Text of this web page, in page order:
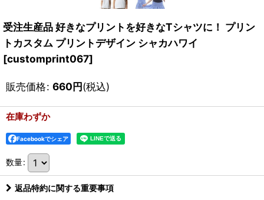
受注生産品 好きなプリントを好きなTシャツに！ プリン
トカスタム プリントデザイン シャカハワイ
[customprint067]
販売価格: 660円(税込)
在庫わずか
Facebookでシェア
数量:
返品特約に関する重要事項